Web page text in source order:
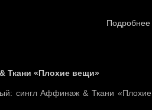
Подробнее
Ткани «Плохие вещи»
сингл Аффинаж & Ткани «Плохие